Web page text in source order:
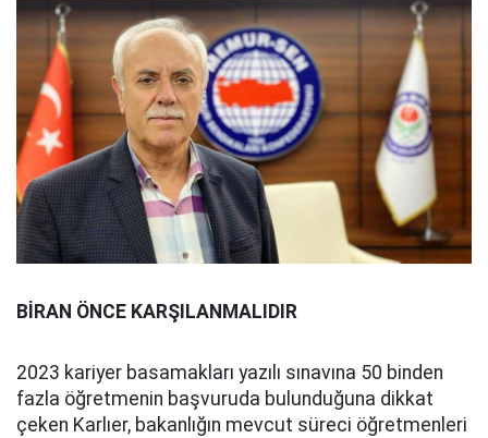
BİRAN ÖNCE KARŞILANMALIDIR
2023 kariyer basamakları yazılı sınavına 50 binden
fazla öğretmenin başvuruda bulunduğuna dikkat
çeken Karlıer, bakanlığın mevcut süreci öğretmenleri